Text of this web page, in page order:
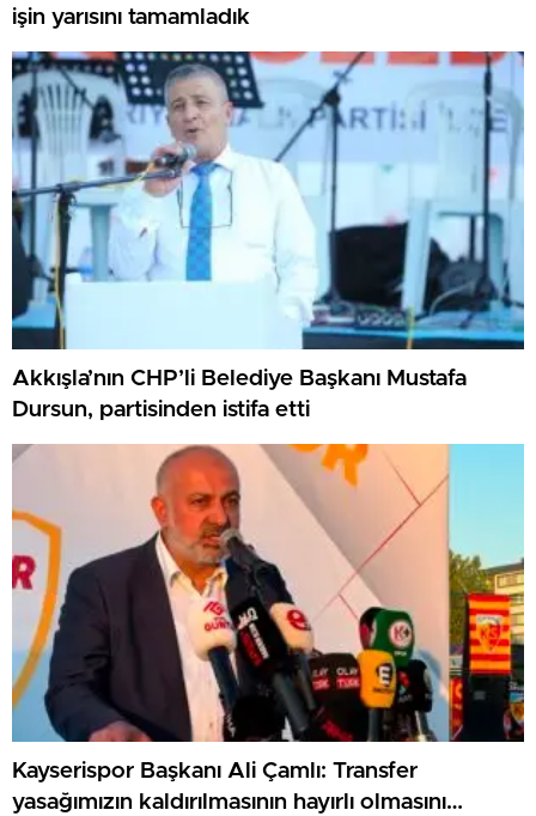
işin yarısını tamamladık
Akkışla’nın CHP’li Belediye Başkanı Mustafa
Dursun, partisinden istifa etti
Kayserispor Başkanı Ali Çamlı: Transfer
yasağımızın kaldırılmasının hayırlı olmasını